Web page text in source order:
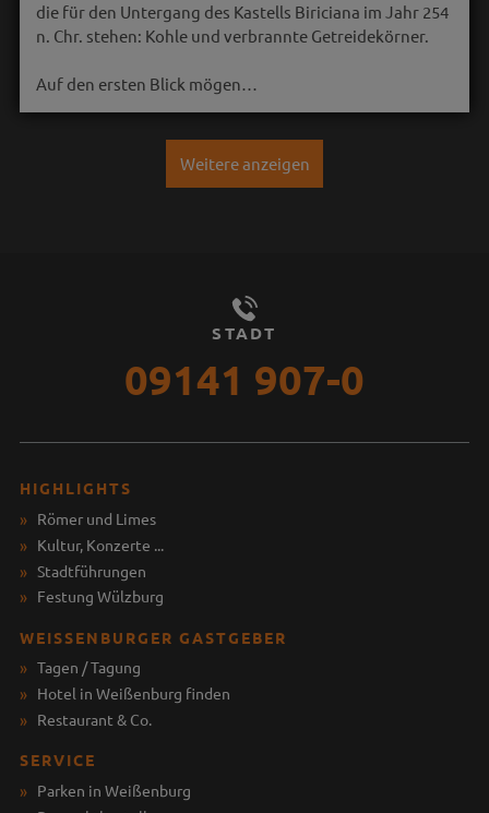
die für den Untergang des Kastells Biriciana im Jahr 254
n. Chr. stehen: Kohle und verbrannte Getreidekörner.
Auf den ersten Blick mögen…
Weitere anzeigen
STADT
09141 907-0
HIGHLIGHTS
Römer und Limes
Kultur, Konzerte ...
Stadtführungen
Festung Wülzburg
WEISSENBURGER GASTGEBER
Tagen / Tagung
Hotel in Weißenburg finden
Restaurant & Co.
SERVICE
Parken in Weißenburg